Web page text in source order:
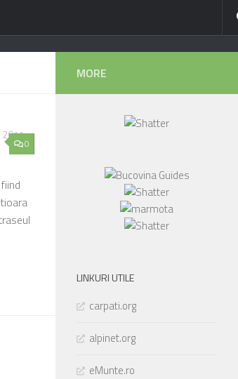
0
2011
MORE
LINKURI UTILE
carpati.org
alpinet.org
eMunte.ro